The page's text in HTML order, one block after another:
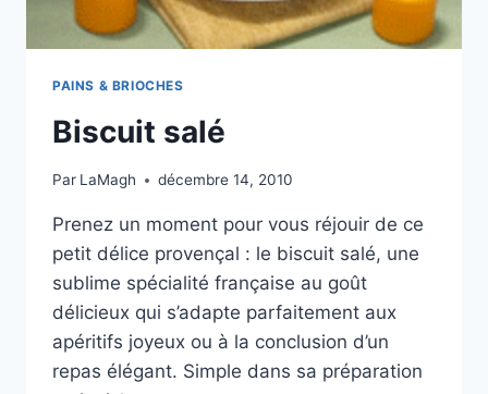
PAINS & BRIOCHES
Biscuit salé
Par LaMagh décembre 14, 2010
Prenez un moment pour vous réjouir de ce
petit délice provençal : le biscuit salé, une
sublime spécialité française au goût
délicieux qui s’adapte parfaitement aux
apéritifs joyeux ou à la conclusion d’un
repas élégant. Simple dans sa préparation